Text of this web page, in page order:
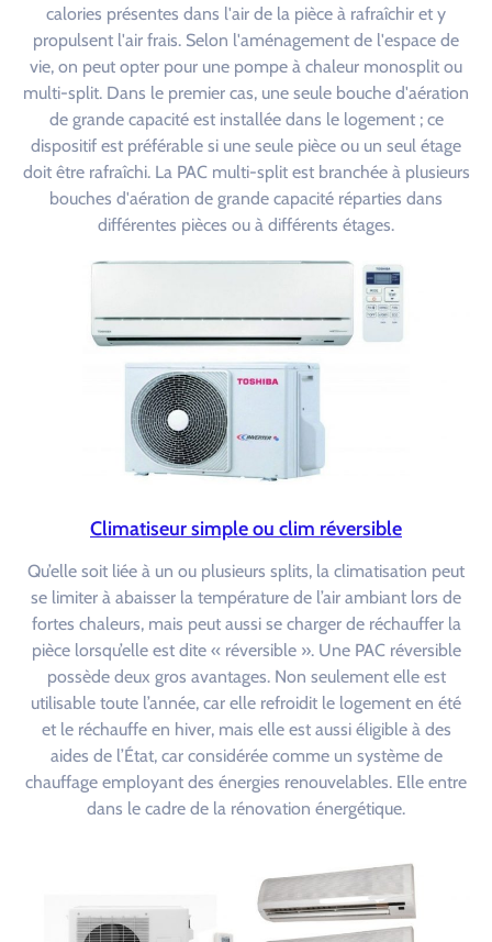
calories présentes dans l'air de la pièce à rafraîchir et y
propulsent l'air frais. Selon l'aménagement de l'espace de
vie, on peut opter pour une pompe à chaleur monosplit ou
multi-split. Dans le premier cas, une seule bouche d'aération
de grande capacité est installée dans le logement ; ce
dispositif est préférable si une seule pièce ou un seul étage
doit être rafraîchi. La PAC multi-split est branchée à plusieurs
bouches d'aération de grande capacité réparties dans
différentes pièces ou à différents étages.
Climatiseur simple ou clim réversible
Qu’elle soit liée à un ou plusieurs splits, la climatisation peut
se limiter à abaisser la température de l’air ambiant lors de
fortes chaleurs, mais peut aussi se charger de réchauffer la
pièce lorsqu’elle est dite « réversible ». Une PAC réversible
possède deux gros avantages. Non seulement elle est
utilisable toute l’année, car elle refroidit le logement en été
et le réchauffe en hiver, mais elle est aussi éligible à des
aides de l’État, car considérée comme un système de
chauffage employant des énergies renouvelables. Elle entre
dans le cadre de la rénovation énergétique.